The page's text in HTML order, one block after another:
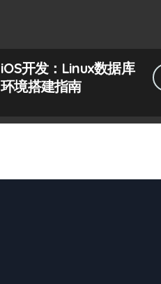
iOS开发：Linux数据库
环境搭建指南